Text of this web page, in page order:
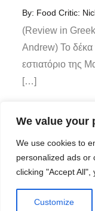
We value your
We use cookies to
personalized ads or
clicking "Accept All",
Customize
By: Food Critic:
(Review in
Andrew) Το δέκα
εστιατόριο της
[…]